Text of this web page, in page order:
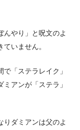
んやり」と呪文のよ
いません。
「ステラレイク」
アンが「ステラ」
りダミアンは父のよ